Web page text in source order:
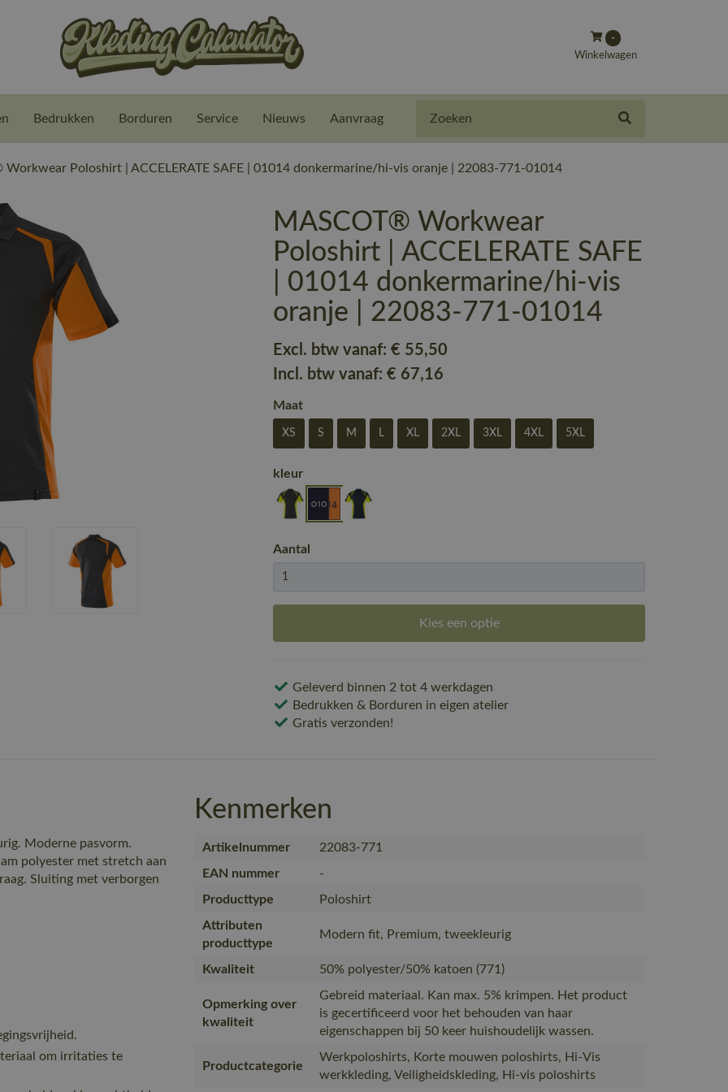
-
Winkelwagen
Bedrukken Borduren Service Nieuws Aanvraag
Workwear Poloshirt | ACCELERATE SAFE | 01014 donkermarine/hi-vis oranje | 22083-771-01014
MASCOT® Workwear
Poloshirt | ACCELERATE SAFE
| 01014 donkermarine/hi-vis
oranje | 22083-771-01014
Excl. btw vanaf:€ 55,50
Incl. btw vanaf:€ 67,16
Maat
XS S M L XL 2XL 3XL 4XL 5XL
kleur
Aantal
Kies een optie
Geleverd binnen 2 tot 4 werkdagen
Bedrukken & Borduren in eigen atelier
Gratis verzonden!
Moderne pasvorm.
polyester met stretch aan
Sluiting met verborgen
om irritaties te
Kenmerken
Artikelnummer
22083-771
EAN nummer
-
Producttype
Poloshirt
Attributen
producttype
Modern fit, Premium, tweekleurig
Kwaliteit 50% polyester/50% katoen (771)
Opmerking over
kwaliteit
Gebreid materiaal. Kan max. 5% krimpen. Het product
is gecertificeerd voor het behouden van haar
eigenschappen bij 50 keer huishoudelijk wassen.
Productcategorie
Werkpoloshirts, Korte mouwen poloshirts, Hi-Vis
werkkleding, Veiligheidskleding, Hi-vis poloshirts